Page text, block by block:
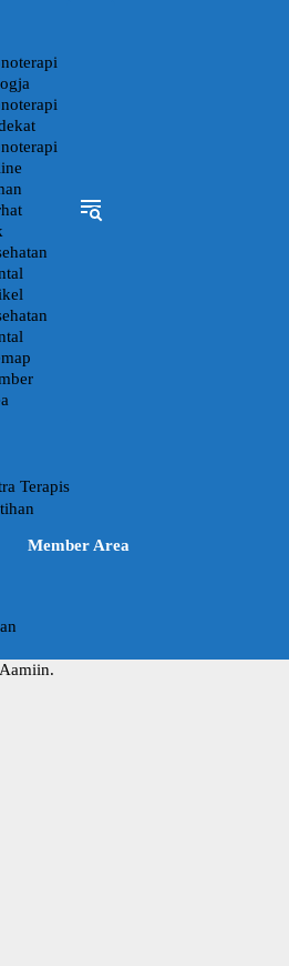
Terapis
Member Area